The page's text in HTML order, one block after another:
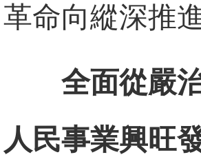
革命向縱深推進
全面從嚴
人民事業興旺